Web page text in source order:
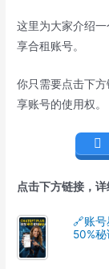
这里为大家介绍
享合租账号。
你只需要点击下
享账号的使用权。
点击下方链接，
🔗账
50%秘